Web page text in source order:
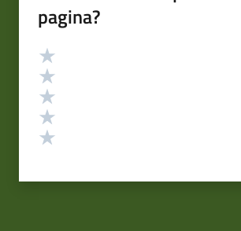
pagina?
Valutazione